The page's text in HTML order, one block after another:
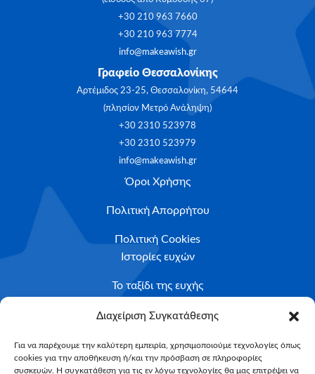
Διαχείριση Συγκατάθεσης
Για να παρέχουμε την καλύτερη εμπειρία, χρησιμοποιούμε τεχνολογίες όπως
cookies για την αποθήκευση ή/και την πρόσβαση σε πληροφορίες
συσκευών. Η συγκατάθεση για τις εν λόγω τεχνολογίες θα μας επιτρέψει να
+30 210 963 7660
+30 210 963 7774
info@makeawish.gr
Γραφείο Θεσσαλονίκης
Αρτέμιδος 23-25, Θεσσαλονίκη, 54644
(πλησίον Μετρό Ανάληψη)
+30 2310 523978
+30 2310 523979
info@makeawish.gr
Όροι Χρήσης
Πολιτική Απορρήτου
Πολιτική Cookies
Ιστορίες ευχών
Το ταξίδι της ευχής
Κριτήρια Καταλληλότητας
Υποβολή Αιτήματος
NEWSLETTER